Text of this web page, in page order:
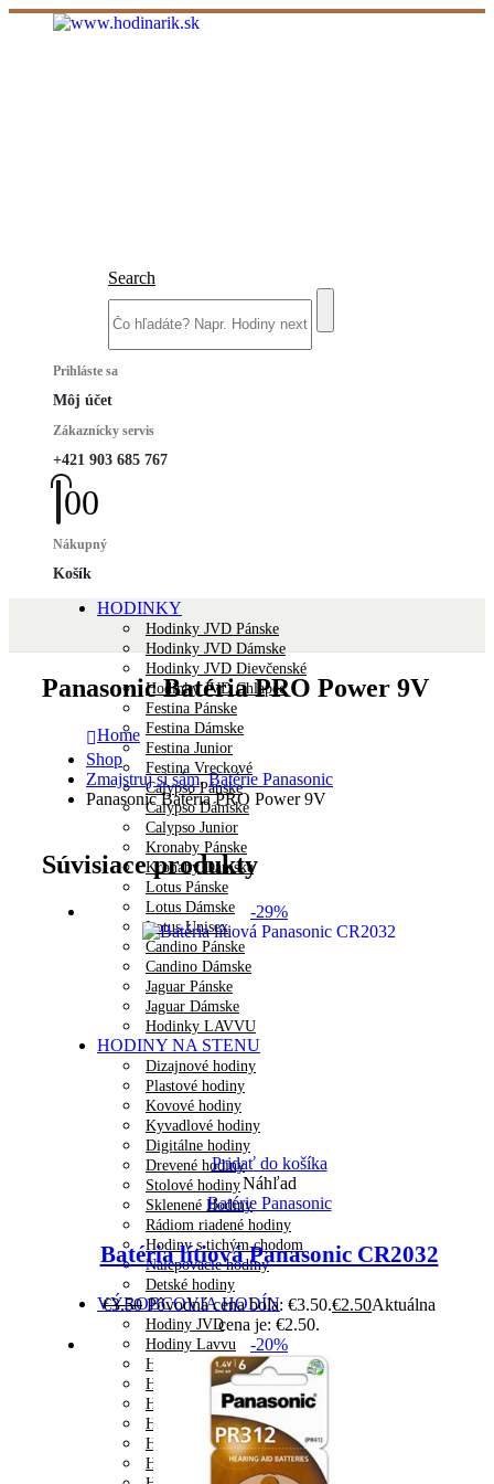
Search
Prihláste sa
Môj účet
Zákaznícky servis
+421 903 685 767
00
Nákupný
Košík
HODINKY
Hodinky JVD Pánske
Hodinky JVD Dámske
Hodinky JVD Dievčenské
Hodinky JVD Chlapec
Festina Pánske
Festina Dámske
Festina Junior
Festina Vreckové
Calypso Pánske
Calypso Dámske
Calypso Junior
Kronaby Pánske
Kronaby Dámske
Lotus Pánske
Lotus Dámske
Lotus Unisex
Candino Pánske
Candino Dámske
Jaguar Pánske
Jaguar Dámske
Hodinky LAVVU
HODINY NA STENU
Dizajnové hodiny
Plastové hodiny
Kovové hodiny
Kyvadlové hodiny
Digitálne hodiny
Drevené hodiny
Stolové hodiny
Sklenené Hodiny
Rádiom riadené hodiny
Hodiny s tichým chodom
Nalepovacie hodiny
Detské hodiny
VÝROBCOVIA HODÍN
Hodiny JVD
Hodiny Lavvu
Hodiny AMS
Hodiny Atlanta
Hodiny Callea Design
Hodiny Diamantini
Hodiny Discoclock
Hodiny DX-TIME
Panasonic Batéria PRO Power 9V
Home
Shop
Zmajstruj si sám,Batérie Panasonic
Panasonic Batéria PRO Power 9V
Súvisiace produkty
-29%
Pridať do košíka
Náhľad
Batérie Panasonic
Batéria lítiová Panasonic CR2032
€3.50 Pôvodná cena bola: €3.50.€2.50Aktuálna
cena je: €2.50.
-20%